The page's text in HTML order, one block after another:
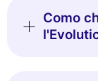
Como